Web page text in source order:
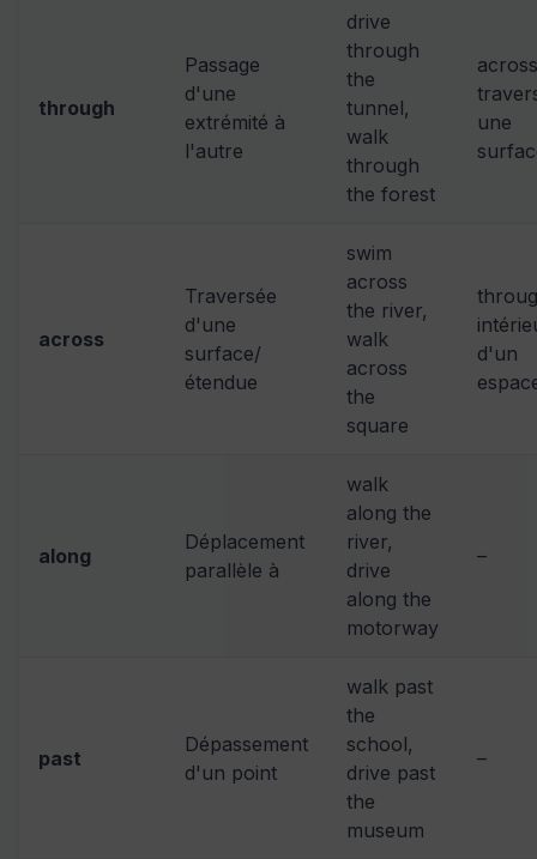
through
Passage
d'une
extrémité à
l'autre
drive
through
the
tunnel,
walk
through
the forest
une
across
Traversée
d'une
surface/
étendue
swim
across
the river,
walk
across
the
square
d'un
along
Déplacement
parallèle à
walk
along the
river,
drive
along the
motorway
–
past
Dépassement
d'un point
walk past
the
school,
drive past
the
museum
–